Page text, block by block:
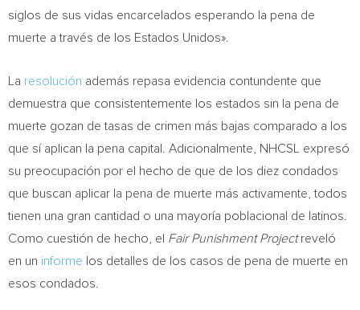
siglos de sus vidas encarcelados esperando la pena de
muerte a través de los Estados Unidos».
La resolución además repasa evidencia contundente que
demuestra que consistentemente los estados sin la pena de
muerte gozan de tasas de crimen más bajas comparado a los
que sí aplican la pena capital. Adicionalmente, NHCSL expresó
su preocupación por el hecho de que de los diez condados
que buscan aplicar la pena de muerte más activamente, todos
tienen una gran cantidad o una mayoría poblacional de latinos.
Como cuestión de hecho, el Fair Punishment Projectreveló
en un informe los detalles de los casos de pena de muerte en
esos condados.